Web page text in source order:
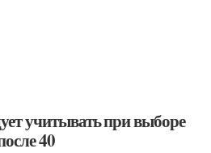
учитывать при выборе
40